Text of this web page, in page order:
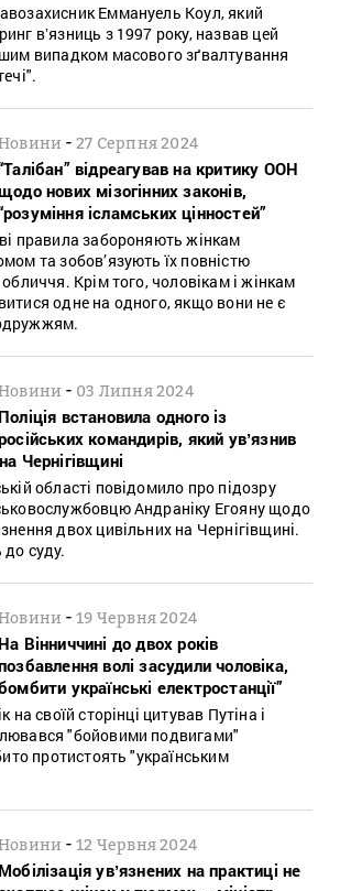
Еммануель Коул, який
вʼязниць з 1997 року, назвав цей
випадком масового зґвалтування
-27 Серпня 2024
відреагував на критику ООН
нових мізогінних законів,
ісламських цінностей”
правила забороняють жінкам
та зобов’язують їх повністю
Крім того, чоловікам і жінкам
одне на одного, якщо вони не є
- 03 Липня 2024
Поліція встановила одного із
командирів, який увʼязнив
Чернігівщині
області повідомило про підозру
Андраніку Егояну щодо
двох цивільних на Чернігівщині.
суду.
-19 Червня 2024
На Вінниччині до двох років
волі засудили чоловіка,
українські електростанції”
на своїй сторінці цитував Путіна і
"бойовими подвигами"
протистоять "українським
-12 Червня 2024
Мобілізація увʼязнених на практиці не